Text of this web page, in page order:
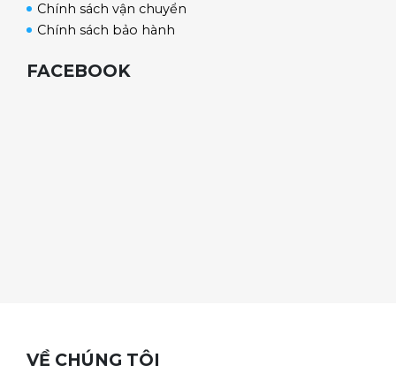
Hẹn giờ tự động
dùng có thể tùy chọn theo nhu cầu và mục đích
Chính sách vận chuyển
Chính sách bảo hành
FACEBOOK
VỀ CHÚNG TÔI